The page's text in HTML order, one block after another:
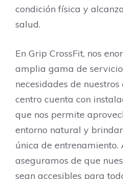
condición física y
salud.
En Grip CrossFit, nos
amplia gama de
necesidades de
centro cuenta con
que nos permite
entorno natural y
única de entrenamiento.
aseguramos de que
sean accesibles para